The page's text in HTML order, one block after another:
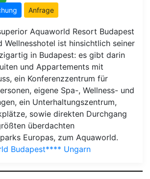
Anfrage
Aquaworld Resort Budapest
Wellnesshotel ist hinsichtlich seiner
in Budapest: es gibt darin
und Appartements mit
ein Konferenzzentrum für
eigene Spa-, Wellness- und
ein Unterhaltungszentrum,
sowie direkten Durchgang
überdachten
Europas, zum Aquaworld.
Budapest**** Ungarn